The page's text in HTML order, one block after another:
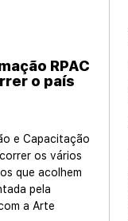
RPAC
o país
e Capacitação
os vários
que acolhem
pela
a Arte